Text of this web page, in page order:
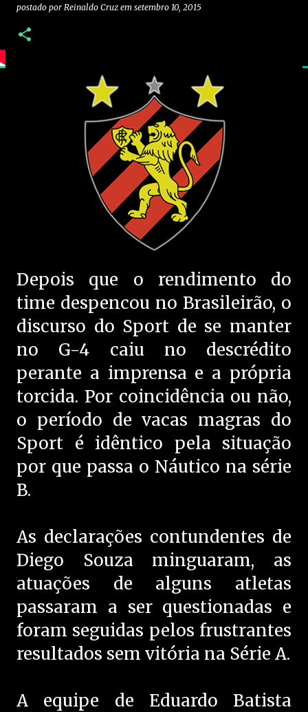
postado por Reinaldo Cruz em setembro 10, 2015
Depois que o rendimento do
time despencou no Brasileirão, o
discurso do Sport de se manter
no G-4 caiu no descrédito
perante a imprensa e a própria
torcida. Por coincidência ou não,
o período de vacas magras do
Sport é idêntico pela situação
por que passa o Náutico na série
B.
As declarações contundentes de
Diego Souza minguaram, as
atuações de alguns atletas
passaram a ser questionadas e
foram seguidas pelos frustrantes
resultados sem vitória na Série A.
A equipe de Eduardo Batista